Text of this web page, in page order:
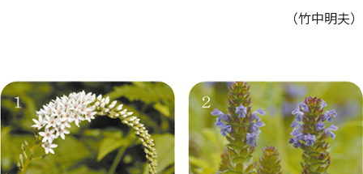
（竹中明夫）